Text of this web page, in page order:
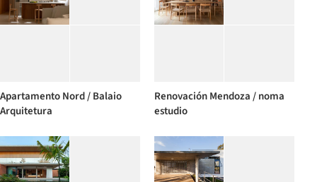
Apartamento Nord / Balaio
Arquitetura
Renovación Mendoza / noma
estudio